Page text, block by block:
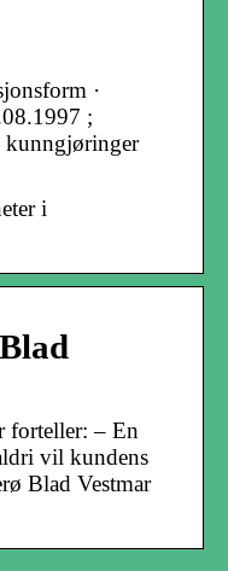
·
;
kunngjøringer
i
forteller: – En
vil kundens
Blad Vestmar